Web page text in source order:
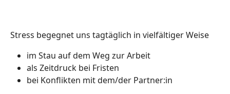
Stress begegnet uns tagtäglich in vielfältiger Weise
im Stau auf dem Weg zur Arbeit
als Zeitdruck bei Fristen
bei Konflikten mit dem/der Partner:in